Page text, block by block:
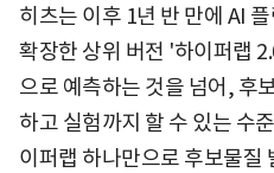
히츠는 이후 1년 반 만에 AI
확장한 상위 버전 '하이퍼랩
으로 예측하는 것을 넘어, 후
하고 실험까지 할 수 있는 수
이퍼랩 하나만으로 후보물질